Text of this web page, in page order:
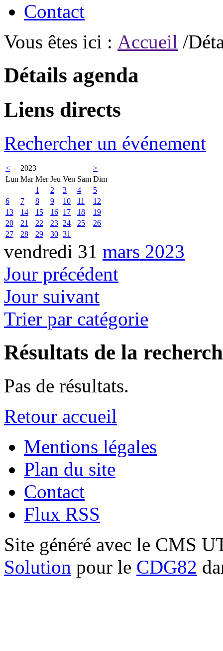
Contact
Vous êtes ici : Accueil /
Détails agenda
Liens directs
Rechercher un événement
< 2023
>
Lun Mar Mer Jeu Ven Sam Dim
1
2 3 4
5
6
7 8 9 10 11
12
13
14 15 16 17 18
19
20
21 22 23 24 25
26
27
28 29 30 31
vendredi 31 mars 2023
Jour précédent
Jour suivant
Trier par catégorie
Résultats de la
Pas de résultats.
Retour accueil
Mentions légales
Plan du site
Contact
Flux RSS
Site généré avec le CMS
Solution pour le CDG82